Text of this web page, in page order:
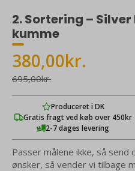
2. Sortering –
kumme
695,00kr.
Den
oprindelige
var:
695,00kr..
380,00kr.
Den
aktuelle
380,00kr..
Produceret i DK
Gratis fragt ved køb over 450kr
2-7 dages levering
Passer målene ikke, så send
ønsker, så vender vi tilbage